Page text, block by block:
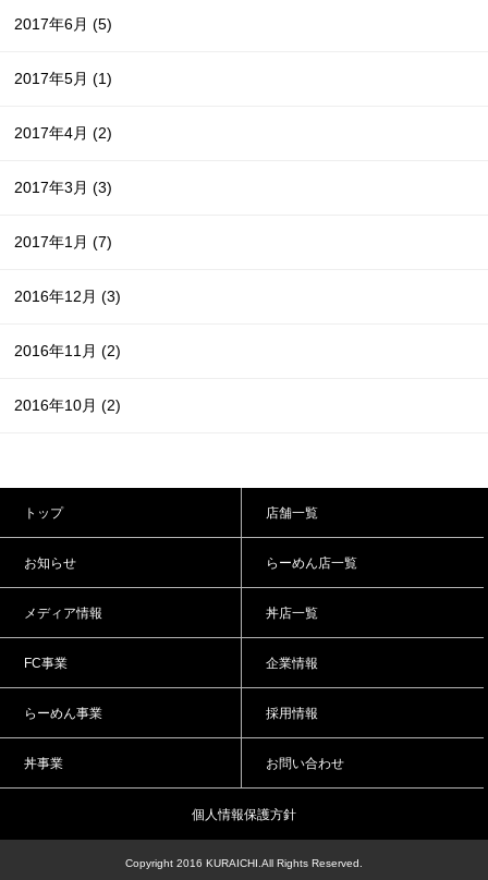
2017年6月(5)
2017年5月(1)
2017年4月(2)
2017年3月(3)
2017年1月(7)
2016年12月(3)
2016年11月(2)
2016年10月(2)
トップ
お知らせ
メディア情報
FC事業
らーめん事業
丼事業
店舗一覧
らーめん店一覧
丼店一覧
企業情報
採用情報
お問い合わせ
個人情報保護方針
Copyright 2016 KURAICHI.All Rights Reserved.